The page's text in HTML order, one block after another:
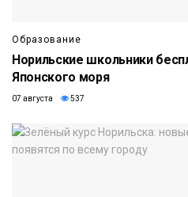
Образование
Норильские школьники
Японского моря
07 августа 537